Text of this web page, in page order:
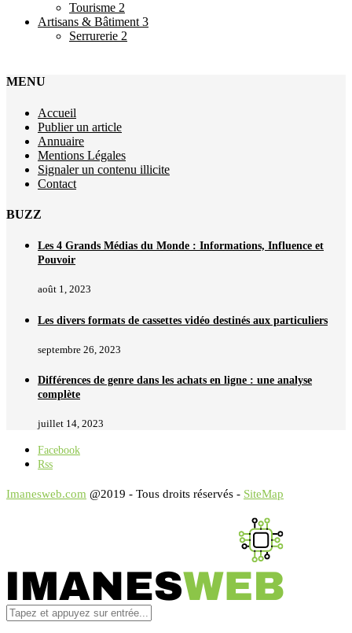
Tourisme 2
Artisans & Bâtiment 3
Serrurerie 2
MENU
Accueil
Publier un article
Annuaire
Mentions Légales
Signaler un contenu illicite
Contact
BUZZ
Les 4 Grands Médias du Monde : Informations, Influence et
Pouvoir
août 1, 2023
Les divers formats de cassettes vidéo destinés aux particuliers
septembre 26, 2023
Différences de genre dans les achats en ligne : une analyse
complète
juillet 14, 2023
Facebook
Rss
Imanesweb.com @2019 - Tous droits réservés - SiteMap